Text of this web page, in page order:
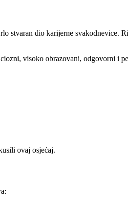
stvaran dio karijerne svakodnevice.
visoko obrazovani, odgovorni i
ovaj osjećaj.